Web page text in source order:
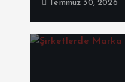
Temmuz 30, 2026